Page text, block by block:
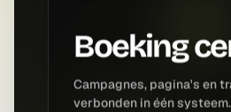
Boeking
Campagnes, pagina's en
verbonden in één systeem.